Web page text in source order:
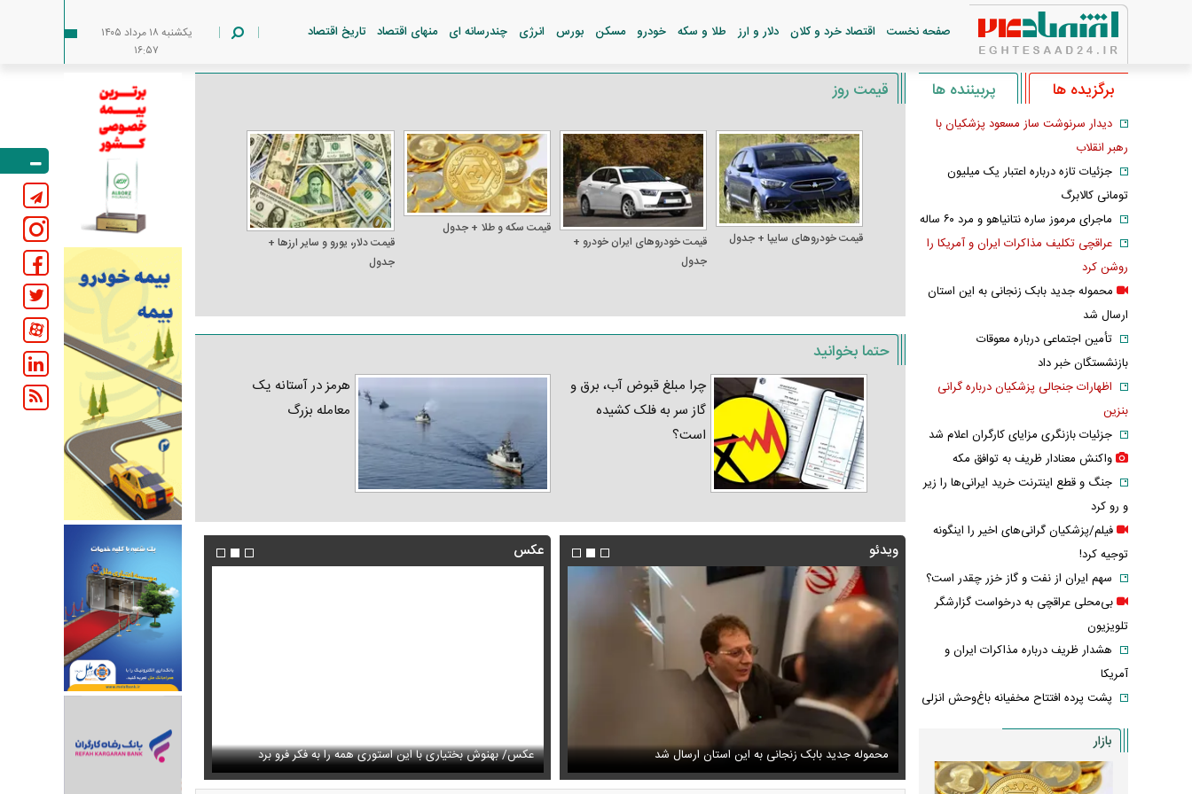
صفحه نخست اقتصاد خرد و کلان دلار و ارز طلا و سکه خودرو مسکن بورس انرژی چندرسانه ای منهای اقتصاد تاریخ اقتصاد
يکشنبه ۱۸ مرداد ۱۴۰۵
۱۶:۵۷
قیمت روز
قیمت خودرو‌های سایپا + جدول
قیمت خودرو‌های ایران خودرو +
جدول
قیمت سکه و طلا + جدول
قیمت دلار، یورو و سایر ارز‌ها +
جدول
حتما بخوانید
چرا مبلغ قبوض آب، برق و
گاز سر به فلک کشیده
است؟
هرمز در آستانه یک
معامله بزرگ
ویدئو
دشمنان می‌دانند چه کسانی را ترور می‌کنند محموله جدید بابک زنجانی به این استان ارسال شد
انجام داد
فیلم/ پزشکیان: دشمنان می‌دانند چه کسانی را
عکس
خبر مربوط به محسن رضایی از خروجی یک خبرگزاری اشک و دلتنگی نعیمه نظام‌دوست در سالگرد ماه‌چهره خلیلی عکس/ بهنوش بختیاری با این استوری همه را به فکر فرو برد حذف خبر مربوط به محسن رضایی از
برگزیده ها پربیننده ها
دیدار سرنوشت ساز مسعود پزشکیان با
رهبر انقلاب
جزئیات تازه درباره اعتبار یک میلیون
تومانی کالابرگ
ماجرای مرموز ساره نتانیاهو و مرد ۶۰ ساله
عراقچی تکلیف مذاکرات ایران و آمریکا را
روشن کرد
محموله جدید بابک زنجانی به این استان
ارسال شد
تأمین اجتماعی درباره معوقات
بازنشستگان خبر داد
اظهارات جنجالی پزشکیان درباره گرانی
بنزین
جزئیات بازنگری مزایای کارگران اعلام شد
واکنش معنادار ظریف به توافق مکه
جنگ و قطع اینترنت خرید ایرانی‌ها را زیر
و رو کرد
فیلم/پزشکیان گرانی‌های اخیر را اینگونه
توجیه کرد!
سهم ایران از نفت و گاز خزر چقدر است؟
بی‌محلی عراقچی به درخواست گزارشگر
تلویزیون
هشدار ظریف درباره مذاکرات ایران و
آمریکا
پشت پرده افتتاح مخفیانه باغ‌وحش انزلی
بازار